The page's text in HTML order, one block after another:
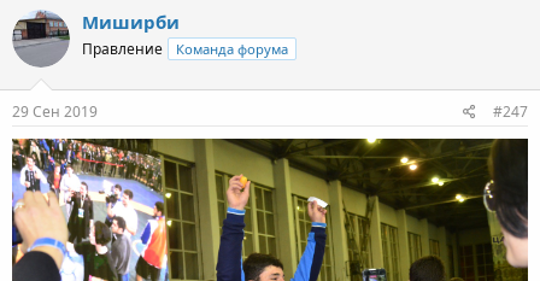
Миширби
Правление Команда форума
29 Сен 2019 #247